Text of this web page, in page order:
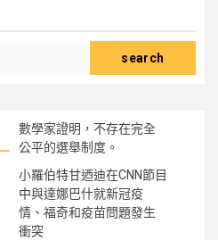
search
數學家證明，不存在完全
公平的選舉制度。
小羅伯特甘迺迪在CNN節目
中與達娜巴什就新冠疫
情、福奇和疫苗問題發生
衝突